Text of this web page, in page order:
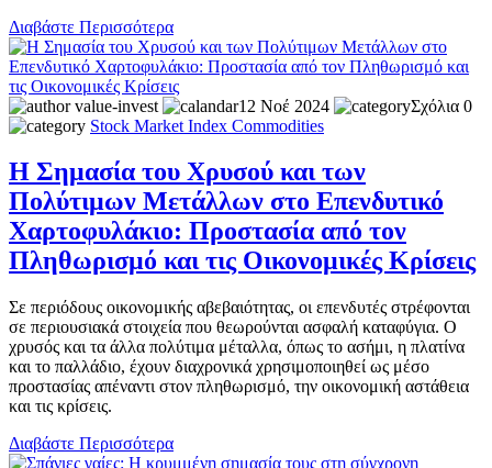
Διαβάστε Περισσότερα
value-invest 12 Νοέ 2024
Σχόλια 0
Stock Market Index Commodities
Η Σημασία του Χρυσού και των
Πολύτιμων Μετάλλων στο Επενδυτικό
Χαρτοφυλάκιο: Προστασία από τον
Πληθωρισμό και τις Οικονομικές Κρίσεις
Σε περιόδους οικονομικής αβεβαιότητας, οι επενδυτές στρέφονται
σε περιουσιακά στοιχεία που θεωρούνται ασφαλή καταφύγια. Ο
χρυσός και τα άλλα πολύτιμα μέταλλα, όπως το ασήμι, η πλατίνα
και το παλλάδιο, έχουν διαχρονικά χρησιμοποιηθεί ως μέσο
προστασίας απέναντι στον πληθωρισμό, την οικονομική αστάθεια
και τις κρίσεις.
Διαβάστε Περισσότερα